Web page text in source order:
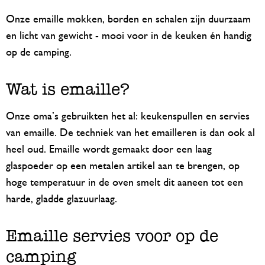
Onze emaille mokken, borden en schalen zijn duurzaam
en licht van gewicht - mooi voor in de keuken én handig
op de camping.
Wat is emaille?
Onze oma’s gebruikten het al: keukenspullen en servies
van emaille. De techniek van het emailleren is dan ook al
heel oud. Emaille wordt gemaakt door een laag
glaspoeder op een metalen artikel aan te brengen, op
hoge temperatuur in de oven smelt dit aaneen tot een
harde, gladde glazuurlaag.
Emaille servies voor op de
camping